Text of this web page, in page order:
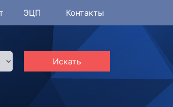
ЭЦП Контакты
Искать